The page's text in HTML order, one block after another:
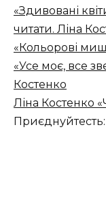
«Здивовані
читати. Ліна
«Кольорові
«Усе моє, все
Костенко
Ліна Костенко
Приєднуйтесть: